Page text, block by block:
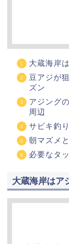
大蔵海岸
豆アジが
ズン
アジング
周辺
サビキ釣
朝マズメ
必要なタ
大蔵海岸はア